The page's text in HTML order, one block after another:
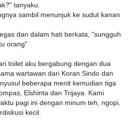
tanyaku.
sambil menunjuk ke sudut kanan
dan dalam hati berkata, "sungguh
orang"
toilet aku bergabung dengan dua
wartawan dari Koran Sindo dan
beberapa menit kemudian tiga
Elshinta dan Trijaya. Kami
pagi ini dengan minum teh, ngopi,
kecil.